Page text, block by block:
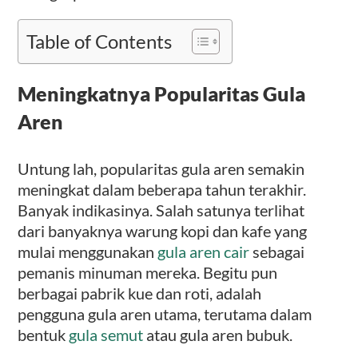
Table of Contents
Meningkatnya Popularitas Gula
Aren
Untung lah, popularitas gula aren semakin
meningkat dalam beberapa tahun terakhir.
Banyak indikasinya. Salah satunya terlihat
dari banyaknya warung kopi dan kafe yang
mulai menggunakan gula aren cairsebagai
pemanis minuman mereka. Begitu pun
berbagai pabrik kue dan roti, adalah
pengguna gula aren utama, terutama dalam
bentuk gula semut atau gula aren bubuk.